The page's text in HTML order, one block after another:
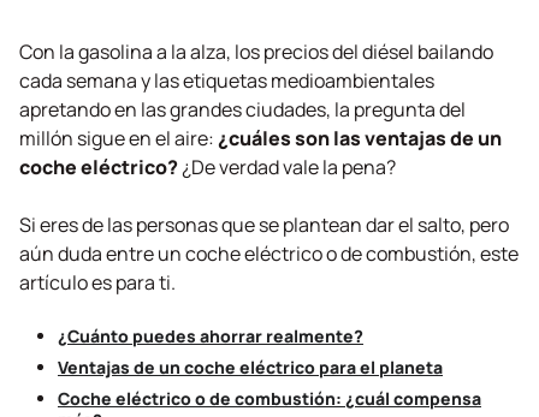
Con la gasolina a la alza, los precios del diésel bailando
cada semana y las etiquetas medioambientales
apretando en las grandes ciudades, la pregunta del
millón sigue en el aire:¿cuáles son las ventajas de un
coche eléctrico?¿De verdad vale la pena?
Si eres de las personas que se plantean dar el salto, pero
aún duda entre un coche eléctrico o de combustión, este
artículo es para ti.
¿Cuánto puedes ahorrar realmente?
Ventajas de un coche eléctrico para el planeta
Coche eléctrico o de combustión: ¿cuál compensa